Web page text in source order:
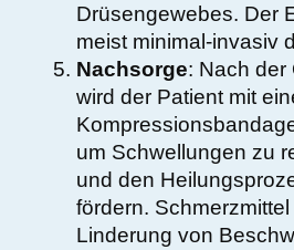
Drüsengewebes. Der
meist minimal-invasiv
Nachsorge: Nach der
wird der Patient mit
um Schwellungen zu
und den
fördern.
Linderung von